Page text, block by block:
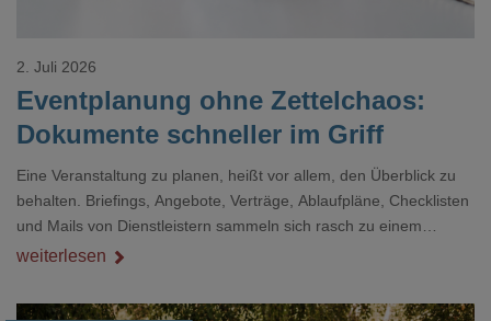
Eventplanung ohne Zettelchaos:
Dokumente schneller im Griff
2. Juli 2026
Eine Veranstaltung zu planen, heißt vor allem, den Überblick zu
behalten. Briefings, Angebote, Verträge, Ablaufpläne, Checklisten
und Mails von Dienstleistern sammeln sich rasch zu einem
unübersichtlichen Stapel. Wer schon einmal kurz vor einem Event
Dokument gesucht hat, kennt das mulmige Gefühl.
weiterlesen